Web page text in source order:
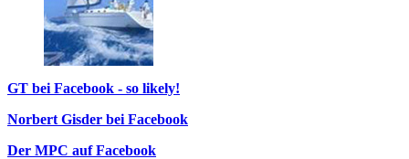
GT bei Facebook - so likely!
Norbert Gisder bei Facebook
Der MPC auf Facebook